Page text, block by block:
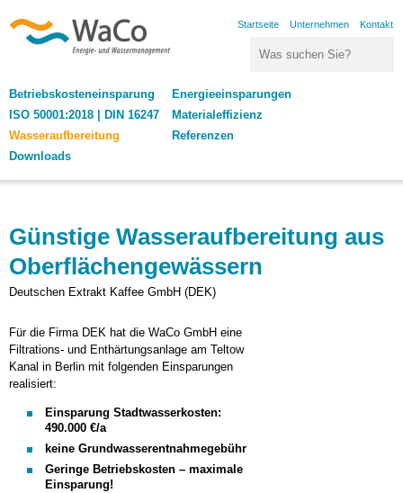
WaCo | Energie- und
Wassermanagement
Startseite Unternehmen Kontakt
Suchformular
Search this site
Betriebskosteneinsparung
Energieeinsparungen
ISO 50001:2018 | DIN 16247
Materialeffizienz
Wasseraufbereitung
Referenzen
Downloads
Günstige Wasseraufbereitung aus
Oberflächengewässern
Deutschen Extrakt Kaffee GmbH (DEK)
Für die Firma DEK hat die WaCo GmbH eine
Filtrations- und Enthärtungsanlage am Teltow
Kanal in Berlin mit folgenden Einsparungen
realisiert:
Einsparung Stadtwasserkosten:
490.000 €/a
keine Grundwasserentnahmegebühr
Geringe Betriebskosten – maximale
Einsparung!